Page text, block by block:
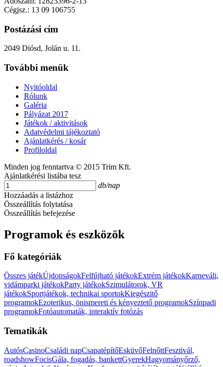
Cégjsz.: 13 09 106755
Postázási cím
2049 Diósd, Jolán u. 11.
További menük
Nyitóoldal
Rólunk
Galéria
Pályázat 2017
Játékok / aktivitások
Adatvédelmi tájékoztató
Ajánlatkérés / kosár
Profiloldal
Minden jog fenntartva © 2015 Trim Kft.
Ajánlatkérési listába tesz
db/nap
Hozzáadás a listázhoz
Összeállítás folytatása
Összeállítás befejezése
Programok és eszközök
Fő kategóriák
Összes játékÚjdonságokFelfújható játékokExtrém játékokKarneváli,
vidámparki játékokParty játékokSzimulátorok, VR
játékokSportjátékok, technikai sportokKiegészitő
programokEzoterikus, önismereti és kényeztető programokSzínpadi
programokFotóautomaták, interaktív fotózás
Tematikák
AutósCasinoCsaládi napCsapatépítőEsküvőFelnőttFesztivál,
roadshowFocisGála, fogadás, bankettGyerekHagyományőrző,